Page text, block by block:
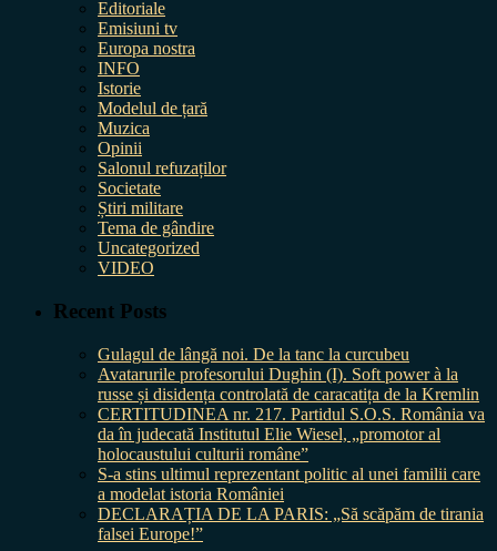
Editoriale
Emisiuni tv
Europa nostra
INFO
Istorie
Modelul de țară
Muzica
Opinii
Salonul refuzaților
Societate
Știri militare
Tema de gândire
Uncategorized
VIDEO
Recent Posts
Gulagul de lângă noi. De la tanc la curcubeu
Avatarurile profesorului Dughin (I). Soft power à la
russe și disidența controlată de caracatița de la Kremlin
CERTITUDINEA nr. 217. Partidul S.O.S. România va
da în judecată Institutul Elie Wiesel, „promotor al
holocaustului culturii române”
S-a stins ultimul reprezentant politic al unei familii care
a modelat istoria României
DECLARAȚIA DE LA PARIS: „Să scăpăm de tirania
falsei Europe!”